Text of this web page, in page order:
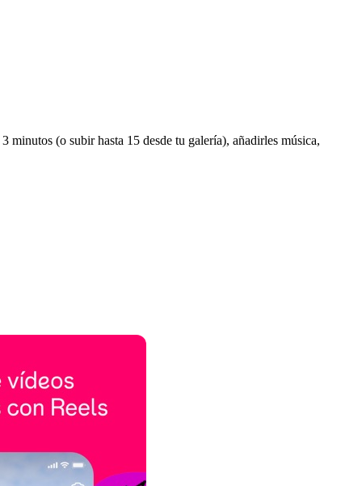
minutos (o subir hasta 15 desde tu galería), añadirles música,